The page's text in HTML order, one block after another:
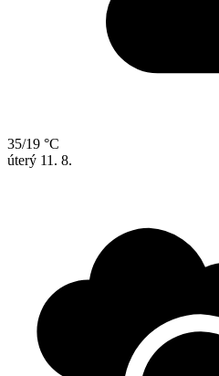
35/19 °C
úterý 11. 8.